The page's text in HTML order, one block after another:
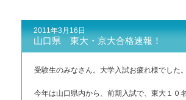
2011年3月16日
山口県 東大・京大合格速報！
受験生のみなさん。大学入試お疲れ様でした。
今年は山口県内から、前期入試で、東大１０